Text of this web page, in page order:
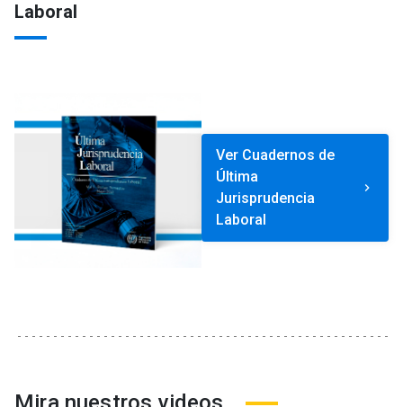
Laboral
Ver Cuadernos de
Última
Jurisprudencia
Laboral
keyboard_arrow_right